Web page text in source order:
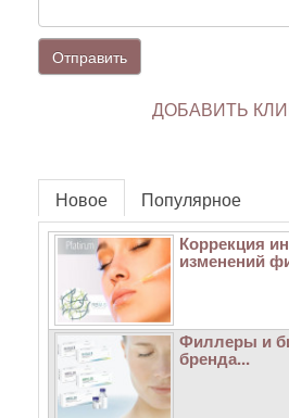
Отправить
ДОБАВИТЬ
Новое Популярное
Коррекция
изменений
Филлеры и
бренда...